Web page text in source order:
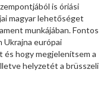
is óriási
magyar lehetőséget
munkájában. Fontos
európai
hogy megjelenítsem a
helyzetét a brüsszeli